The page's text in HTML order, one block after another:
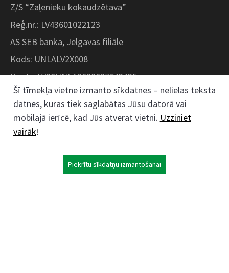
Z/S “Zaļenieku kokaudzētava”
Reģ.nr.: LV43601022123
AS SEB banka, Jelgavas filiāle
Kods: UNLALV2X008
Konts: LV28UNLA0008007643435
Kokaudzētavas iela 1, Zaļenieki, Zaļenieku
pagasts, Jelgavas novads, LV- 3011, Latvija
Šī tīmekļa vietne izmanto sīkdatnes – nelielas teksta
datnes, kuras tiek saglabātas Jūsu datorā vai
mobilajā ierīcē, kad Jūs atverat vietni. Uzziniet
vairāk!
Piekrītu sīkdatņu izmantošanai